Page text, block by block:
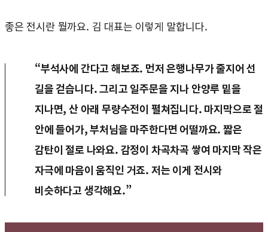
좋은 전시란 뭘까요. 김 대표는 이렇게 말합니다.
“부석사에 간다고 해보죠. 먼저 은행나무가 줄지어 선
길을 걷습니다. 그리고 일주문을 지나 안양루 밑을
지나면, 산 아래 무량수전이 펼쳐집니다. 마지막으로 절
안에 들어가, 부처님을 마주한다면 어떨까요. 짧은
감탄이 절로 나와요. 감정이 차곡차곡 쌓여 마지막 작은
자극에 마음이 움직인 거죠. 저는 이게 전시와
비슷하다고 생각해요.”